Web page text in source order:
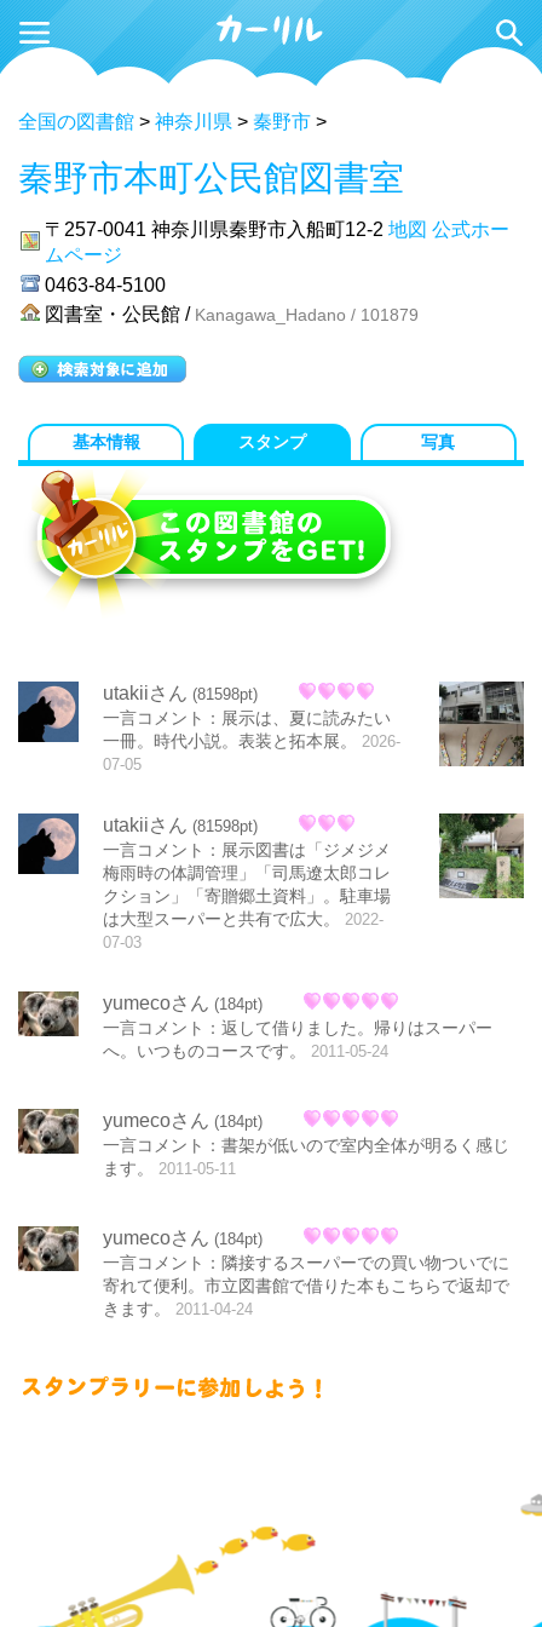
全国の図書館 > 神奈川県 > 秦野市 >
秦野市本町公民館図書室
〒257-0041 神奈川県秦野市入船町12-2 地図 公式ホー
ムページ
0463-84-5100
図書室・公民館 / Kanagawa_Hadano / 101879
基本情報 スタンプ 写真
utakiiさん (81598pt)
一言コメント：展示は、夏に読みたい
一冊。時代小説。表装と拓本展。
2026-
07-05
utakiiさん (81598pt)
一言コメント：展示図書は「ジメジメ
梅雨時の体調管理」「司馬遼太郎コレ
クション」「寄贈郷土資料」。駐車場
は大型スーパーと共有で広大。
2022-
07-03
yumecoさん (184pt)
一言コメント：返して借りました。帰りはスーパー
へ。いつものコースです。
2011-05-24
yumecoさん (184pt)
一言コメント：書架が低いので室内全体が明るく感じ
ます。
2011-05-11
yumecoさん (184pt)
一言コメント：隣接するスーパーでの買い物ついでに
寄れて便利。市立図書館で借りた本もこちらで返却で
きます。
2011-04-24